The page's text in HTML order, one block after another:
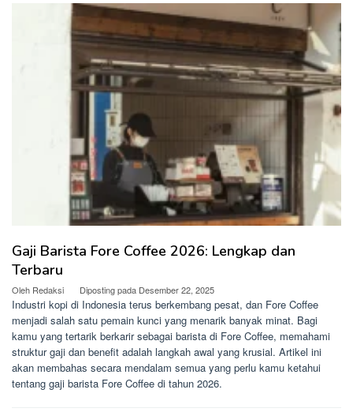
Gaji Barista Fore Coffee 2026: Lengkap dan
Terbaru
Oleh Redaksi Diposting pada Desember 22, 2025
Industri kopi di Indonesia terus berkembang pesat, dan Fore Coffee
menjadi salah satu pemain kunci yang menarik banyak minat. Bagi
kamu yang tertarik berkarir sebagai barista di Fore Coffee, memahami
struktur gaji dan benefit adalah langkah awal yang krusial. Artikel ini
akan membahas secara mendalam semua yang perlu kamu ketahui
tentang gaji barista Fore Coffee di tahun 2026.